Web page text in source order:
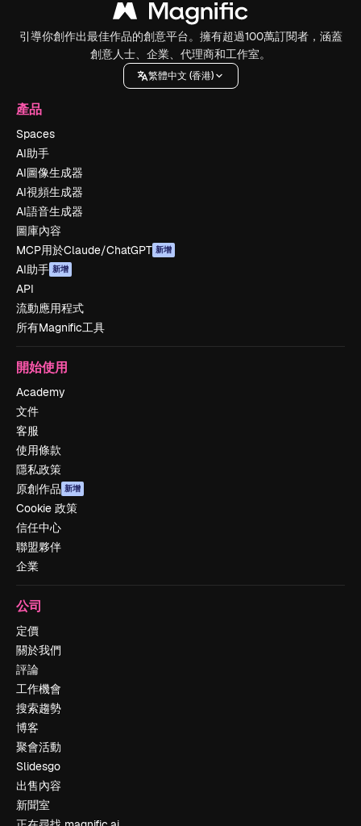
引導你創作出最佳作品的創意平台。擁有超過100萬訂閱者，涵蓋
創意人士、企業、代理商和工作室。
繁體中文 (香港)
產品
Spaces
AI助手
AI圖像生成器
AI視頻生成器
AI語音生成器
圖庫內容
MCP用於Claude/ChatGPT 新增
AI助手 新增
API
流動應用程式
所有Magnific工具
開始使用
Academy
文件
客服
使用條款
隱私政策
原創作品 新增
Cookie 政策
信任中心
聯盟夥伴
企業
公司
定價
關於我們
評論
工作機會
搜索趨勢
博客
聚會活動
Slidesgo
出售內容
新聞室